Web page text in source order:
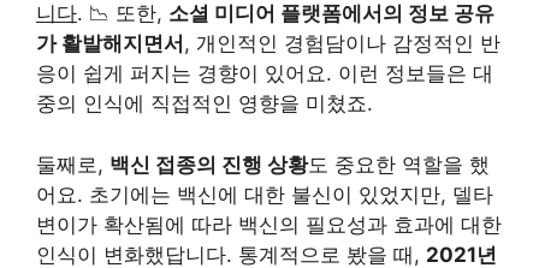
니다. 📉 또한, 소셜 미디어 플랫폼에서의 정보 공유
가 활발해지면서 , 개인적인 경험담이나 감정적인 반
응이 쉽게 퍼지는 경향이 있어요. 이런 정보들은 대
중의 인식에 직접적인 영향을 미쳤죠.
둘째로, 백신 접종의 진행 상황도 중요한 역할을 했
어요. 초기에는 백신에 대한 불신이 있었지만, 델타
변이가 확산됨에 따라 백신의 필요성과 효과에 대한
인식이 변화했답니다. 통계적으로 봤을 때, 2021년